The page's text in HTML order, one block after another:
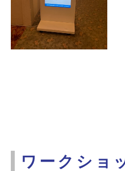
ワークショ